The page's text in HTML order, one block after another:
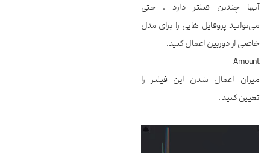
آنها چندین فیلتر دارد . حتی
می‌توانید پروفایل‌ هایی را برای مدل‌
خاصی از دوربین اعمال کنید.
Amount
میزان اعمال شدن این فیلتر را
تعیین کنید .